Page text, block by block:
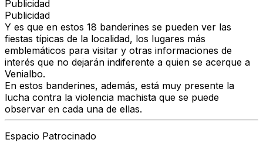
Publicidad
Publicidad
Y es que en estos 18 banderines se pueden ver las
fiestas típicas de la localidad, los lugares más
emblemáticos para visitar y otras informaciones de
interés que no dejarán indiferente a quien se acerque a
Venialbo.
En estos banderines, además, está muy presente la
lucha contra la violencia machista que se puede
observar en cada una de ellas.
Espacio Patrocinado